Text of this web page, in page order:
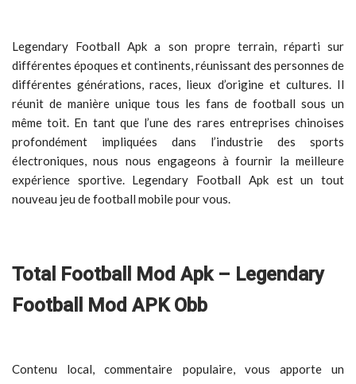
Legendary Football Apk a son propre terrain, réparti sur
différentes époques et continents, réunissant des personnes de
différentes générations, races, lieux d’origine et cultures. Il
réunit de manière unique tous les fans de football sous un
même toit. En tant que l’une des rares entreprises chinoises
profondément impliquées dans l’industrie des sports
électroniques, nous nous engageons à fournir la meilleure
expérience sportive. Legendary Football Apk est un tout
nouveau jeu de football mobile pour vous.
Total Football Mod Apk – Legendary
Football Mod APK Obb
Contenu local, commentaire populaire, vous apporte un